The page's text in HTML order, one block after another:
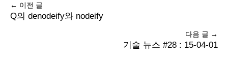
← 이전 글
Q의 denodeify와 nodeify
다음 글 →
기술 뉴스 #28 : 15-04-01